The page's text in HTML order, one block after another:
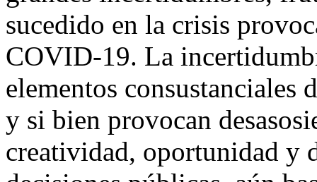
sucedido en la crisis
COVID-19. La
elementos consustanciales
y si bien provocan
creatividad, oportunidad y